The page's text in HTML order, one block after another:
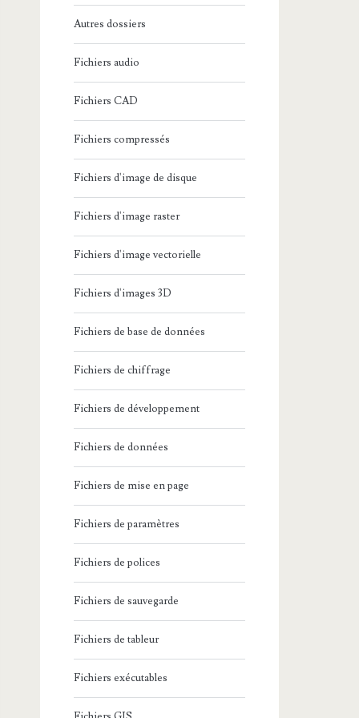
Autres dossiers
Fichiers audio
Fichiers CAD
Fichiers compressés
Fichiers d'image de disque
Fichiers d'image raster
Fichiers d'image vectorielle
Fichiers d'images 3D
Fichiers de base de données
Fichiers de chiffrage
Fichiers de développement
Fichiers de données
Fichiers de mise en page
Fichiers de paramètres
Fichiers de polices
Fichiers de sauvegarde
Fichiers de tableur
Fichiers exécutables